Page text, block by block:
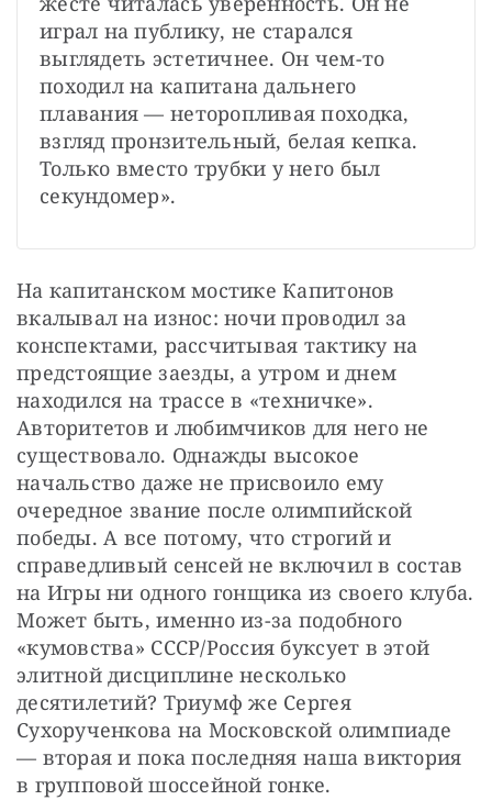
играл на публику, не старался
выглядеть эстетичнее. Он чем-то
походил на капитана дальнего
плавания — неторопливая походка,
взгляд пронзительный, белая кепка.
Только вместо трубки у него был
секундомер».
На капитанском мостике Капитонов
вкалывал на износ: ночи проводил за
конспектами, рассчитывая тактику на
предстоящие заезды, а утром и днем
находился на трассе в «техничке».
Авторитетов и любимчиков для него не
существовало. Однажды высокое
начальство даже не присвоило ему
очередное звание после олимпийской
победы. А все потому, что строгий и
справедливый сенсей не включил в состав
на Игры ни одного гонщика из своего клуба.
Может быть, именно из-за подобного
«кумовства» СССР/Россия буксует в этой
элитной дисциплине несколько
десятилетий? Триумф же Сергея
Сухорученкова на Московской олимпиаде
— вторая и пока последняя наша виктория
в групповой шоссейной гонке.